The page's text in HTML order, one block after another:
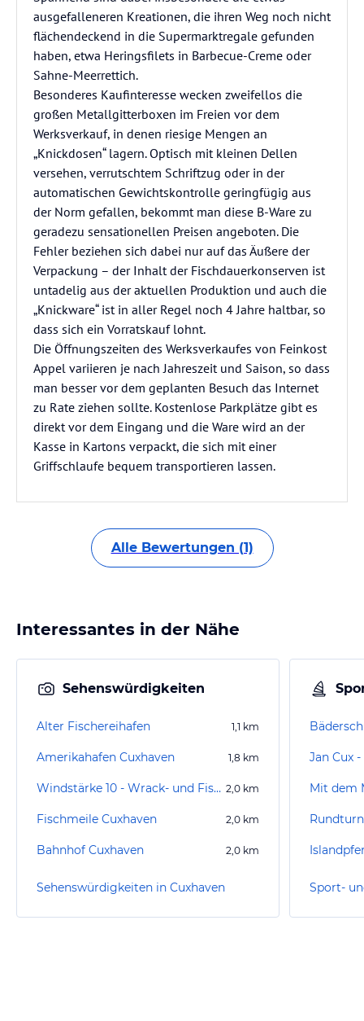
ausgefalleneren Kreationen, die ihren Weg noch nicht
flächendeckend in die Supermarktregale gefunden
haben, etwa Heringsfilets in Barbecue-Creme oder
Sahne-Meerrettich.
Besonderes Kaufinteresse wecken zweifellos die
großen Metallgitterboxen im Freien vor dem
Werksverkauf, in denen riesige Mengen an
„Knickdosen“ lagern. Optisch mit kleinen Dellen
versehen, verrutschtem Schriftzug oder in der
automatischen Gewichtskontrolle geringfügig aus
der Norm gefallen, bekommt man diese B-Ware zu
geradezu sensationellen Preisen angeboten. Die
Fehler beziehen sich dabei nur auf das Äußere der
Verpackung – der Inhalt der Fischdauerkonserven ist
untadelig aus der aktuellen Produktion und auch die
„Knickware“ ist in aller Regel noch 4 Jahre haltbar, so
dass sich ein Vorratskauf lohnt.
Die Öffnungszeiten des Werksverkaufes von Feinkost
Appel variieren je nach Jahreszeit und Saison, so dass
man besser vor dem geplanten Besuch das Internet
zu Rate ziehen sollte. Kostenlose Parkplätze gibt es
direkt vor dem Eingang und die Ware wird an der
Kasse in Kartons verpackt, die sich mit einer
Griffschlaufe bequem transportieren lassen.
Alle Bewertungen (1)
Interessantes in der Nähe
Sehenswürdigkeiten
Alter Fischereihafen 1,1 km
Amerikahafen Cuxhaven 1,8 km
Windstärke 10 - Wrack- und Fischereimuseum Cuxhaven 2,0 km
Fischmeile Cuxhaven 2,0 km
Bahnhof Cuxhaven 2,0 km
Sehenswürdigkeiten in Cuxhaven
Jan Cux